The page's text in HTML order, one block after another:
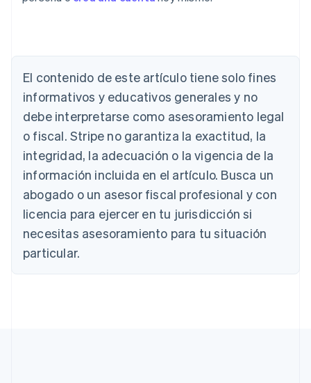
El contenido de este artículo tiene solo fines
informativos y educativos generales y no
debe interpretarse como asesoramiento legal
o fiscal. Stripe no garantiza la exactitud, la
integridad, la adecuación o la vigencia de la
información incluida en el artículo. Busca un
abogado o un asesor fiscal profesional y con
licencia para ejercer en tu jurisdicción si
necesitas asesoramiento para tu situación
particular.
Alemania
DeutschEnglish
Australia
Austria
DeutschEnglish
Bélgica
Nederlands FrançaisDeutsch English
Brasil
Português English
Bulgaria
English
Canadá
China continental